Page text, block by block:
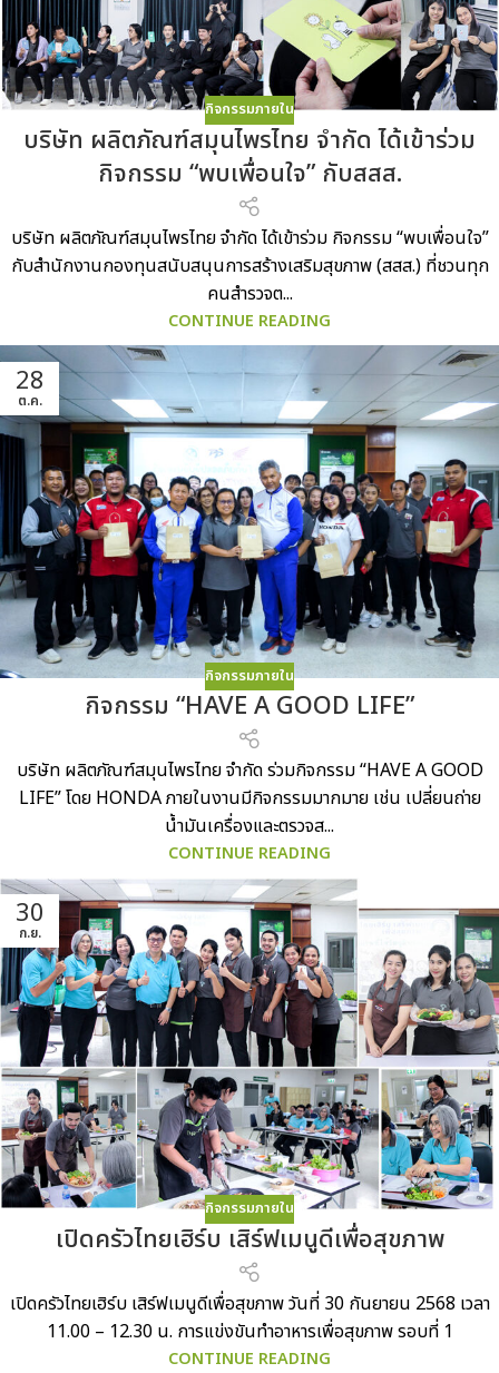
กิจกรรมภายใน
บริษัท ผลิตภัณฑ์สมุนไพรไทย จำกัด ได้เข้าร่วม
กิจกรรม “พบเพื่อนใจ” กับสสส.
บริษัท ผลิตภัณฑ์สมุนไพรไทย จำกัด ได้เข้าร่วม กิจกรรม “พบเพื่อนใจ”
กับสำนักงานกองทุนสนับสนุนการสร้างเสริมสุขภาพ (สสส.) ที่ชวนทุก
คนสำรวจต...
CONTINUE READING
28
ต.ค.
กิจกรรมภายใน
กิจกรรม “HAVE A GOOD LIFE”
บริษัท ผลิตภัณฑ์สมุนไพรไทย จำกัด ร่วมกิจกรรม “HAVE A GOOD
LIFE” โดย HONDA ภายในงานมีกิจกรรมมากมาย เช่น เปลี่ยนถ่าย
น้ำมันเครื่องและตรวจส...
CONTINUE READING
30
ก.ย.
กิจกรรมภายใน
เปิดครัวไทยเฮิร์บ เสิร์ฟเมนูดีเพื่อสุขภาพ
เปิดครัวไทยเฮิร์บ เสิร์ฟเมนูดีเพื่อสุขภาพ วันที่ 30 กันยายน 2568 เวลา
11.00 – 12.30 น. การแข่งขันทำอาหารเพื่อสุขภาพ รอบที่ 1
CONTINUE READING